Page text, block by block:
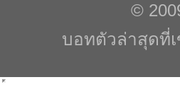
©
บอทตัวล่าสุดที่เ